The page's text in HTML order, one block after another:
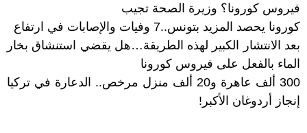
فيروس كورونا؟ وزيرة الصحة تجيب
كورونا يحصد المزيد بتونس..7 وفيات والإصابات في ارتفاع
بعد الانتشار الكبير لهذه الطريقة…هل يقضي استنشاق بخار
الماء بالفعل على فيروس كورونا
300 ألف عاهرة و20 ألف منزل مرخص.. الدعارة في تركيا
إنجاز أردوغان الأكبر!